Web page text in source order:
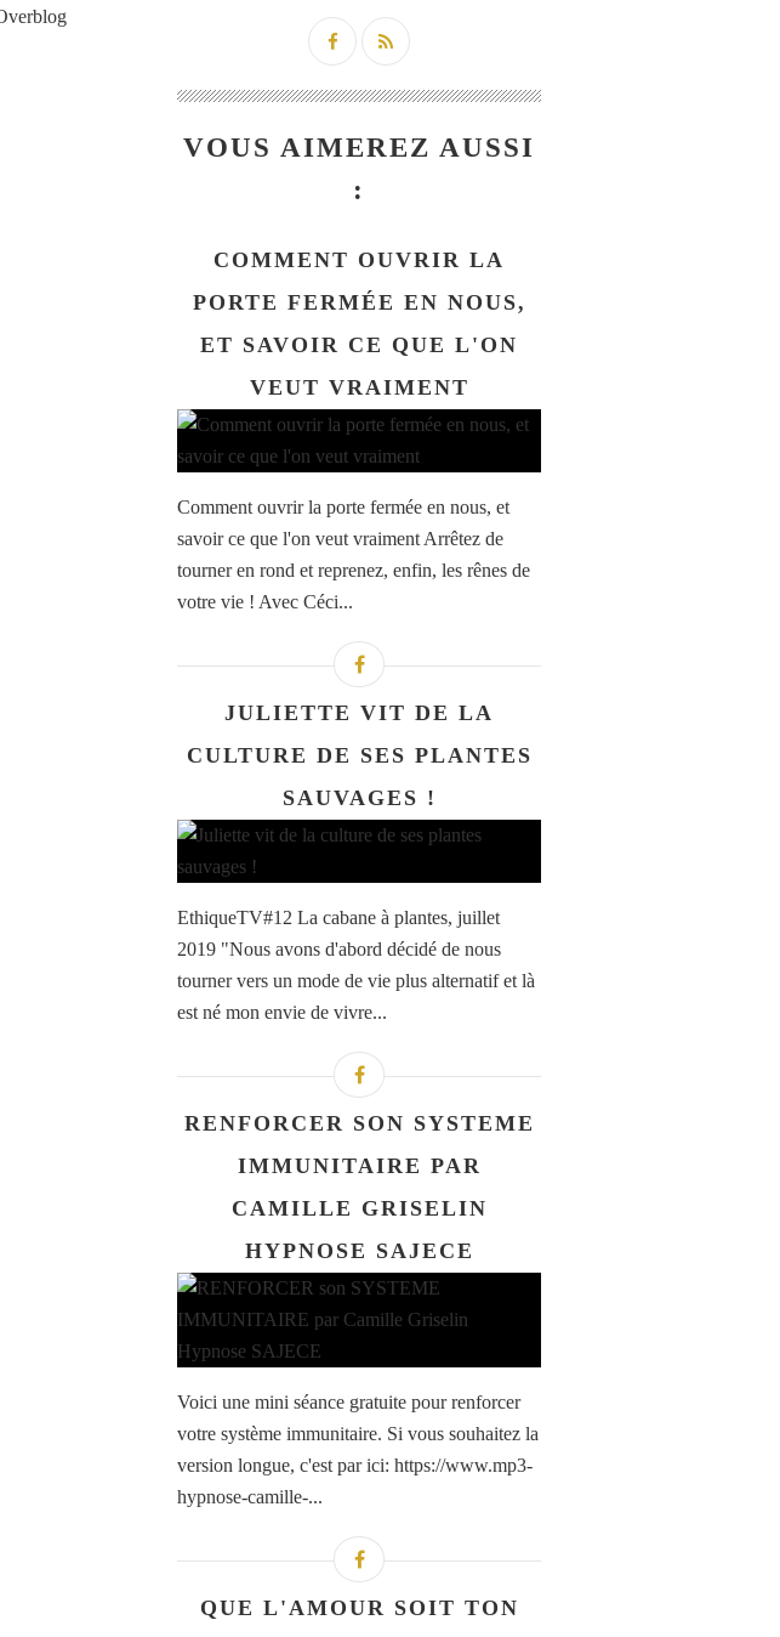
VOUS AIMEREZ AUSSI
:
COMMENT OUVRIR LA
PORTE FERMÉE EN NOUS,
ET SAVOIR CE QUE L'ON
VEUT VRAIMENT
Comment ouvrir la porte fermée en nous, et
savoir ce que l'on veut vraiment Arrêtez de
tourner en rond et reprenez, enfin, les rênes de
votre vie ! Avec Céci...
JULIETTE VIT DE LA
CULTURE DE SES PLANTES
SAUVAGES !
EthiqueTV#12 La cabane à plantes, juillet
2019 "Nous avons d'abord décidé de nous
tourner vers un mode de vie plus alternatif et là
est né mon envie de vivre...
RENFORCER SON SYSTEME
IMMUNITAIRE PAR
CAMILLE GRISELIN
HYPNOSE SAJECE
Voici une mini séance gratuite pour renforcer
votre système immunitaire. Si vous souhaitez la
version longue, c'est par ici: https://www.mp3-
hypnose-camille-...
QUE L'AMOUR SOIT TON